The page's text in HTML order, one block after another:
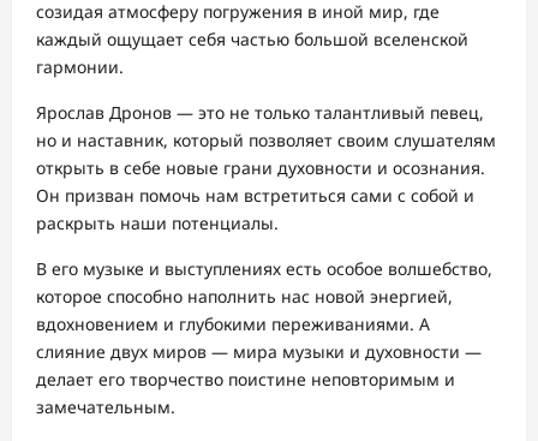
созидая атмосферу погружения в иной мир, где
каждый ощущает себя частью большой вселенской
гармонии.
Ярослав Дронов — это не только талантливый певец,
но и наставник, который позволяет своим слушателям
открыть в себе новые грани духовности и осознания.
Он призван помочь нам встретиться сами с собой и
раскрыть наши потенциалы.
В его музыке и выступлениях есть особое волшебство,
которое способно наполнить нас новой энергией,
вдохновением и глубокими переживаниями. А
слияние двух миров — мира музыки и духовности —
делает его творчество поистине неповторимым и
замечательным.